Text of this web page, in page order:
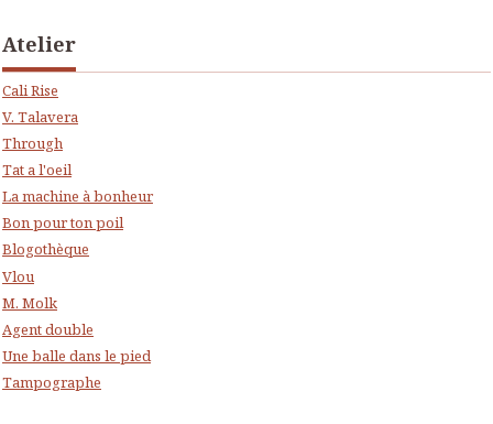
Atelier
Cali Rise
V. Talavera
Through
Tat a l'oeil
La machine à bonheur
Bon pour ton poil
Blogothèque
Vlou
M. Molk
Agent double
Une balle dans le pied
Tampographe